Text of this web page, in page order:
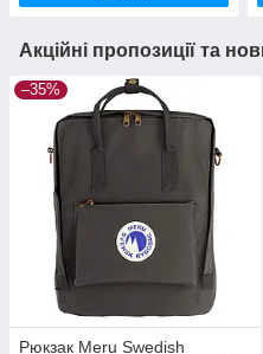
Акційні пропозиції та
–35%
Рюкзак Meru Swedish